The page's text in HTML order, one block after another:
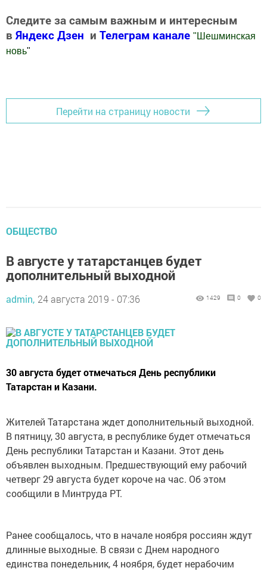
Следите за самым важным и интересным
в Яндекс Дзен и Телеграм канале " Шешминская
новь"
Перейти на страницу новости
ОБЩЕСТВО
В августе у татарстанцев будет
дополнительный выходной
admin, 24 августа 2019 - 07:36 1429 0 0
30 августа будет отмечаться День республики
Татарстан и Казани.
Жителей Татарстана ждет дополнительный выходной.
В пятницу, 30 августа, в республике будет отмечаться
День республики Татарстан и Казани. Этот день
объявлен выходным. Предшествующий ему рабочий
четверг 29 августа будет короче на час. Об этом
сообщили в Минтруда РТ.
Ранее сообщалось, что в начале ноября россиян ждут
длинные выходные. В связи с Днем народного
единства понедельник, 4 ноября, будет нерабочим